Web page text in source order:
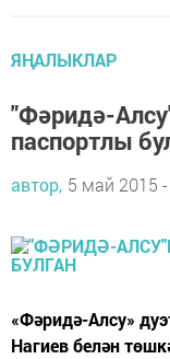
ЯҢАЛЫКЛАР
"Фәридә-
паспортлы
автор, 5 май 2015
«Фәридә-Алсу»
Нагиев белән